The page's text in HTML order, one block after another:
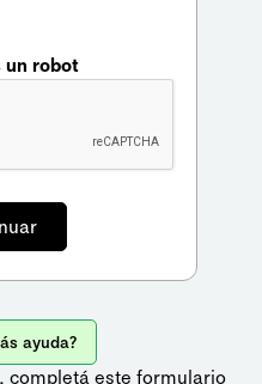
un robot
ayuda?
completá este formulario